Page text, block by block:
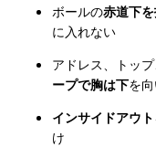
ボールの赤道下
に入れない
アドレス、トップ
ープで胸は下を
インサイドアウト
け